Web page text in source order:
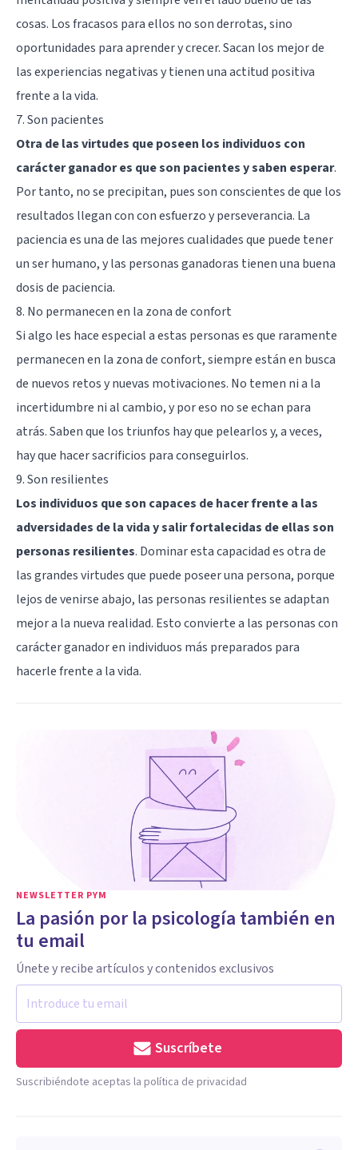
cosas. Los fracasos para ellos no son derrotas, sino
oportunidades para aprender y crecer. Sacan los mejor de
las experiencias negativas y tienen una actitud positiva
frente a la vida.
7. Son pacientes
Otra de las virtudes que poseen los individuos con
carácter ganador es que son pacientes y saben esperar.
Por tanto, no se precipitan, pues son conscientes de que los
resultados llegan con con esfuerzo y perseverancia. La
paciencia es una de las mejores cualidades que puede tener
un ser humano, y las personas ganadoras tienen una buena
dosis de paciencia.
8. No permanecen en la zona de confort
Si algo les hace especial a estas personas es que raramente
permanecen en la zona de confort, siempre están en busca
de nuevos retos y nuevas motivaciones. No temen ni a la
incertidumbre ni al cambio, y por eso no se echan para
atrás. Saben que los triunfos hay que pelearlos y, a veces,
hay que hacer sacrificios para conseguirlos.
9. Son resilientes
Los individuos que son capaces de hacer frente a las
adversidades de la vida y salir fortalecidas de ellas son
personas resilientes. Dominar esta capacidad es otra de
las grandes virtudes que puede poseer una persona, porque
lejos de venirse abajo, las personas resilientesse adaptan
mejor a la nueva realidad. Esto convierte a las personas con
carácter ganador en individuos más preparados para
hacerle frente a la vida.
NEWSLETTER PYM
La pasión por la psicología también en
tu email
Únete y recibe artículos y contenidos exclusivos
Suscríbete
Suscribiéndote aceptas la política de privacidad